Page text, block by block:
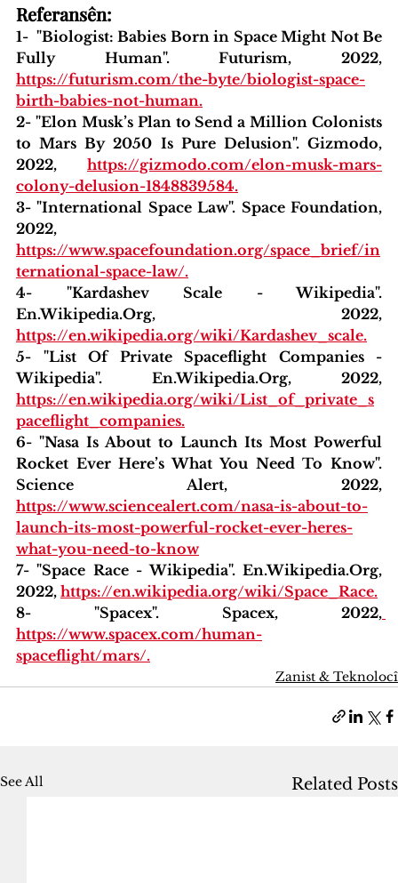
Referansên:
1-  "Biologist: Babies Born in Space Might Not Be
https://futurism.com/the-byte/biologist-space-
birth-babies-not-human.
2- "Elon Musk’s Plan to Send a Million Colonists
to Mars By 2050 Is Pure Delusion". Gizmodo,
2022, https://gizmodo.com/elon-musk-mars-
colony-delusion-1848839584.
3- "International Space Law". Space Foundation,
https://www.spacefoundation.org/space_brief/in
ternational-space-law/.
4- "Kardashev Scale - Wikipedia".
https://en.wikipedia.org/wiki/Kardashev_scale.
5- "List Of Private Spaceflight Companies -
https://en.wikipedia.org/wiki/List_of_private_s
paceflight_companies.
6- "Nasa Is About to Launch Its Most Powerful
Rocket Ever Here’s What You Need To Know".
https://www.sciencealert.com/nasa-is-about-to-
launch-its-most-powerful-rocket-ever-heres-
what-you-need-to-know
7- "Space Race - Wikipedia". En.Wikipedia.Org,
2022, https://en.wikipedia.org/wiki/Space_Race.
8- "Spacex". Spacex, 2022,
https://www.spacex.com/human-
spaceflight/mars/.
Zanist & Teknolocî
Related Posts
See All